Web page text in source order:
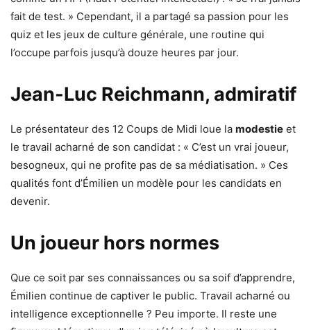
fait de test. » Cependant, il a partagé sa passion pour les
quiz et les jeux de culture générale, une routine qui
l’occupe parfois jusqu’à douze heures par jour.
Jean-Luc Reichmann, admiratif
Le présentateur des 12 Coups de Midi loue la modestie et
le travail acharné de son candidat : « C’est un vrai joueur,
besogneux, qui ne profite pas de sa médiatisation. » Ces
qualités font d’Émilien un modèle pour les candidats en
devenir.
Un joueur hors normes
Que ce soit par ses connaissances ou sa soif d’apprendre,
Émilien continue de captiver le public. Travail acharné ou
intelligence exceptionnelle ? Peu importe. Il reste une